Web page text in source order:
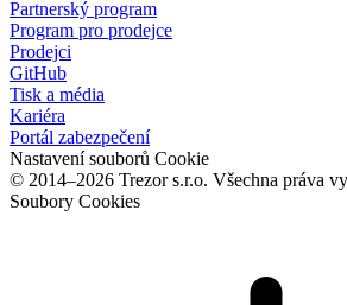
Partnerský program
Program pro prodejce
Prodejci
GitHub
Tisk a média
Kariéra
Portál zabezpečení
Nastavení souborů Cookie
© 2014–2026 Trezor s.r.o. Všechna práva
Soubory Cookies